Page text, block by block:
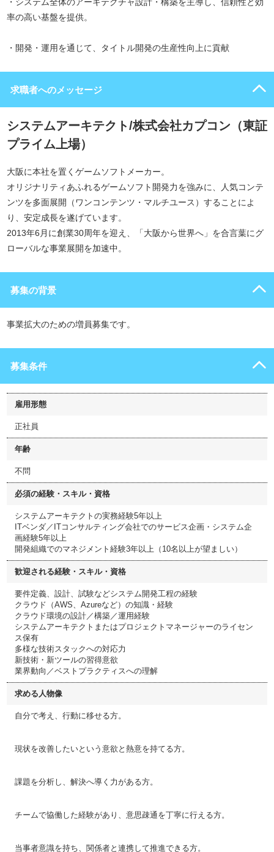
率の高い基盤を提供。
・開発・運用を通じて、タイトル開発の生産性向上に貢献
求職者へのメッセージ
システムアーキテクト/株式会社カプコン（東証
プライム上場）
大阪に本社を置くゲームソフトメーカー。
オリジナリティあふれるゲームソフト開発力を強みに、人気コンテ
ンツを多面展開（ワンコンテンツ・マルチユース）することによ
り、安定成長を遂げています。
2013年6月に創業30周年を迎え、「大阪から世界へ」を合言葉にグ
ローバルな事業展開を加速中。
募集の背景
事業拡大のための増員募集です。
募集条件
雇用形態
正社員
年齢
不問
必須の経験・スキル・資格
システムアーキテクトの実務経験5年以上
ITベンダ／ITコンサルティング会社でのサービス企画・システム企
画経験5年以上
開発組織でのマネジメント経験3年以上（10名以上が望ましい）
歓迎される経験・スキル・資格
要件定義、設計、試験などシステム開発工程の経験
クラウド（AWS、Azureなど）の知識・経験
クラウド環境の設計／構築／運用経験
システムアーキテクトまたはプロジェクトマネージャーのライセン
ス保有
多様な技術スタックへの対応力
新技術・新ツールの習得意欲
業界動向／ベストプラクティスへの理解
求める人物像
自分で考え、行動に移せる方。
現状を改善したいという意欲と熱意を持てる方。
課題を分析し、解決へ導く力がある方。
チームで協働した経験があり、意思疎通を丁寧に行える方。
当事者意識を持ち、関係者と連携して推進できる方。